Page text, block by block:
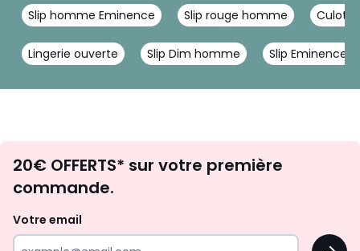
Slip homme Eminence Slip rouge homme
Lingerie ouverte Slip Dim homme Slip Eminence
d'inspirations
surprises?
20€ OFFERTS* sur votre première
commande.
Votre email
OK